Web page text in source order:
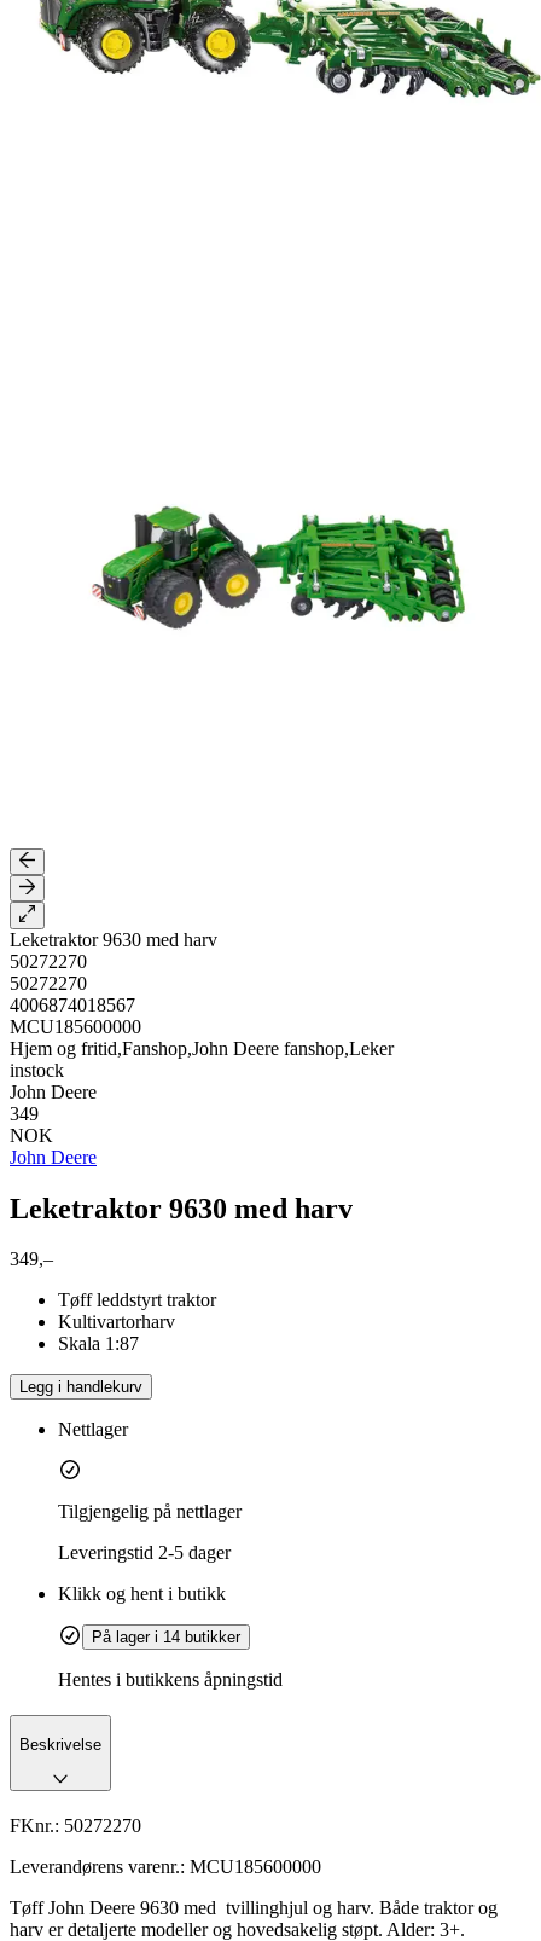
Leketraktor 9630 med harv
50272270
50272270
4006874018567
MCU185600000
Hjem og fritid,Fanshop,John Deere fanshop,Leker
instock
John Deere
349
NOK
John Deere
Leketraktor 9630 med harv
349,–
Tøff leddstyrt traktor
Kultivartorharv
Skala 1:87
Legg i handlekurv
Nettlager
Tilgjengelig på nettlager
Leveringstid 2-5 dager
Klikk og hent i butikk
På lager i 14 butikker
Hentes i butikkens åpningstid
Beskrivelse
FKnr.: 50272270
Leverandørens varenr.: MCU185600000
Tøff John Deere 9630 med tvillinghjul og harv. Både traktor og
harv er detaljerte modeller og hovedsakelig støpt. Alder: 3+.